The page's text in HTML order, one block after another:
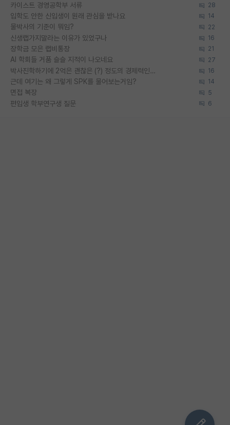
카이스트 경영공학부 서류 28
입학도 안한 신입생이 원래 관심을 받나요 14
물박사의 기준이 뭐임? 22
신생랩가지말라는 이유가 있었구나 16
장학금 모은 랩비통장 21
AI 학회들 거품 슬슬 지적이 나오네요 27
박사진학하기에 2억은 괜찮은 (?) 정도의 경제력인가요 16
근데 여기는 왜 그렇게 SPK를 물어보는거임? 14
면접 복장 5
편입생 학부연구생 질문 6